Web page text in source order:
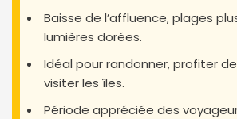
Baisse de l’affluence, plages
lumières dorées.
Idéal pour randonner, profiter
visiter les îles.
Période appréciée des